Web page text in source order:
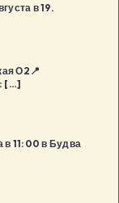
в 19.
О2📍
[…]
11:00 в Будва